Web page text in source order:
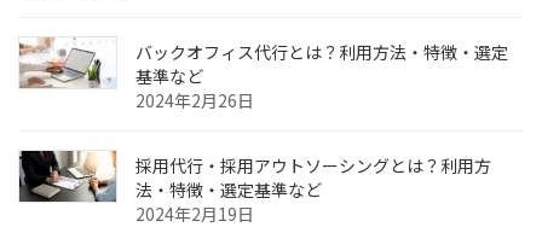
バックオフィス代行とは？利用方法・特徴・選定
基準など
2024年2月26日
採用代行・採用アウトソーシングとは？利用方
法・特徴・選定基準など
2024年2月19日